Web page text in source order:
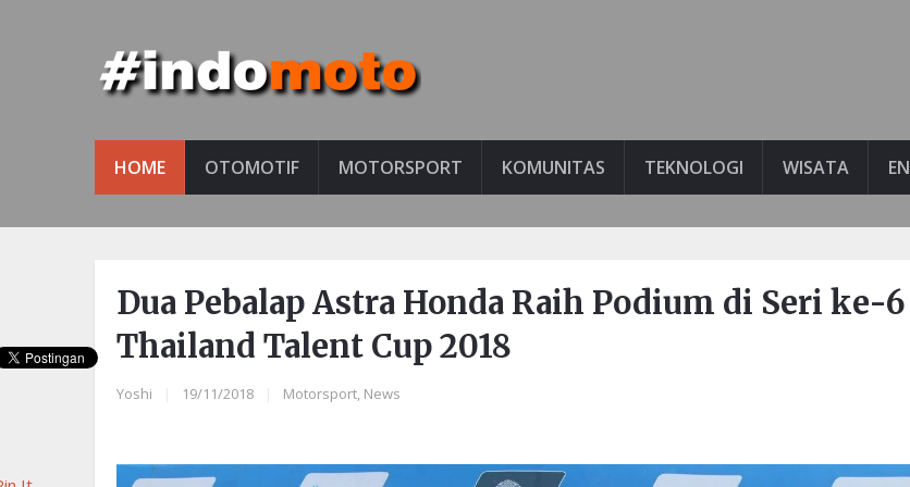
HOME OTOMOTIF MOTORSPORT KOMUNITAS TEKNOLOGI WISATA EN
Dua Pebalap Astra Honda Raih Podium di Seri ke-6
Thailand Talent Cup 2018
Yoshi 19/11/2018 Motorsport, News